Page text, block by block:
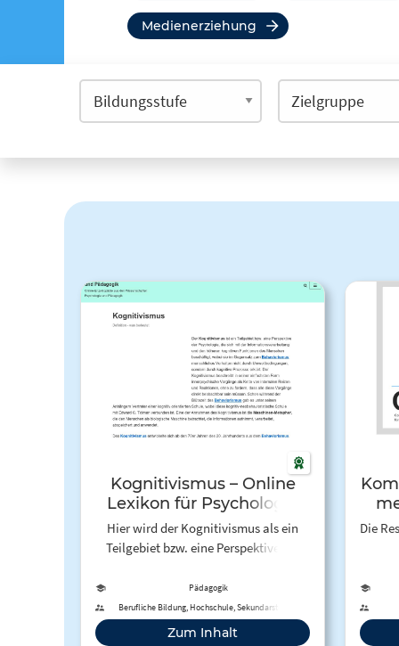
Medienerziehung
Kognitivismus – Online
Lexikon für Psychologie
und Pädagogik
Hier wird der Kognitivismus als ein
Teilgebiet bzw. eine Perspektive der
Informationsverarbeitung und den
höheren kognitiven Funktionen des
Menschen beschäftigt, vorgestellt.
Pädagogik
Berufliche Bildung, Hochschule, Sekundarstufe II
Zum Inhalt
Die